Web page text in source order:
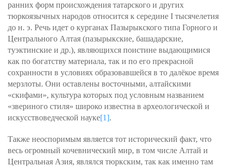
ранних форм происхождения татарского и других
тюркоязычных народов относится к середине I тысячелетия
до н. э. Речь идет о курганах Пазырыкского типа Горного и
Центрального Алтая (пазырыкские, башадарские,
туэктинские и др.), являющихся поистине выдающимися
как по богатству материала, так и по его прекрасной
сохранности в условиях образовавшейся в то далёкое время
мерзлоты. Они оставлены восточными, алтайскими
«скифами», культура которых под условным названием
«звериного стиля» широко известна в археологической и
искусствоведческой науке[1].
Также неоспоримым является тот исторический факт, что
весь огромный кочевнический мир, в том числе Алтай и
Центральная Азия, являлся тюркским, так как именно там